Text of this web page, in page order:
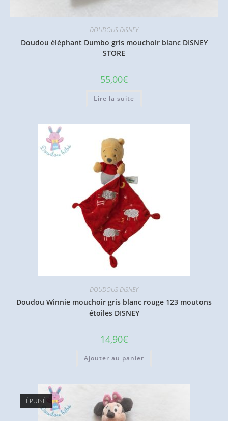
DOUDOUS DISNEY
Doudou éléphant Dumbo gris mouchoir blanc DISNEY
STORE
55,00€
Lire la suite
DOUDOUS DISNEY
Doudou Winnie mouchoir gris blanc rouge 123 moutons
étoiles DISNEY
14,90€
Ajouter au panier
ÉPUISÉ